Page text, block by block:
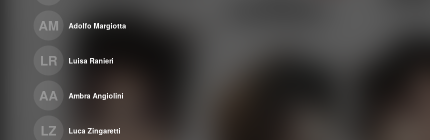
AM Adolfo Margiotta
LR Luisa Ranieri
AA Ambra Angiolini
LZ Luca Zingaretti